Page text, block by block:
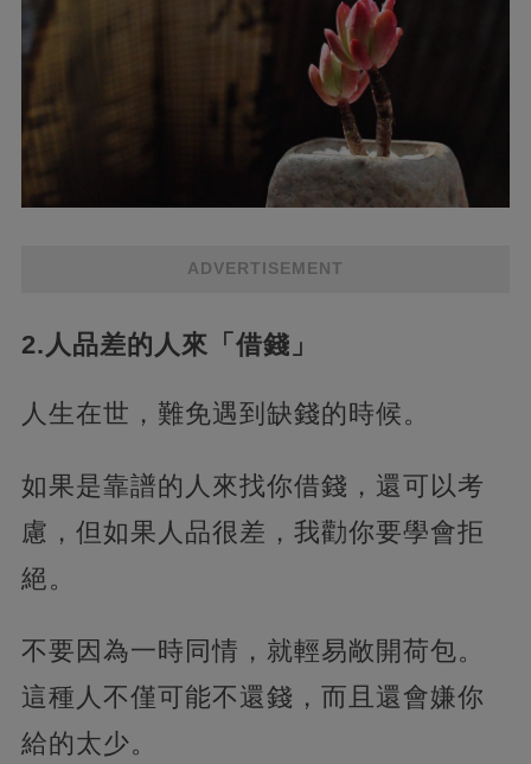
ADVERTISEMENT
2.人品差的人來「借錢」
人生在世，難免遇到缺錢的時候。
如果是靠譜的人來找你借錢，還可以考
慮，但如果人品很差，我勸你要學會拒
絕。
不要因為一時同情，就輕易敞開荷包。
這種人不僅可能不還錢，而且還會嫌你
給的太少。